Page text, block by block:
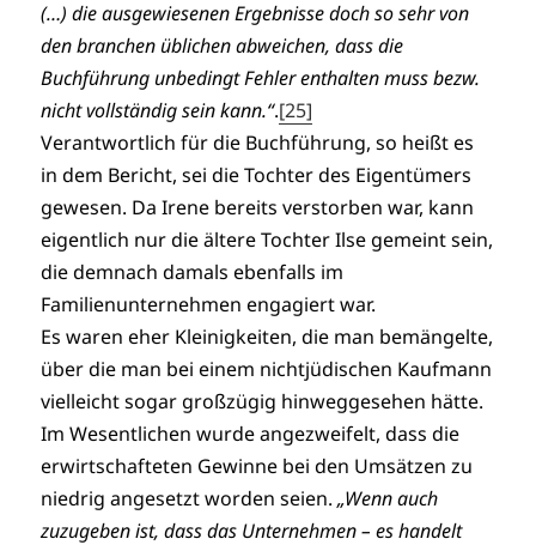
(…) die ausgewiesenen Ergebnisse doch so sehr von
den branchen üblichen abweichen, dass die
Buchführung unbedingt Fehler enthalten muss bezw.
nicht vollständig sein kann.“.[25]
Verantwortlich für die Buchführung, so heißt es
in dem Bericht, sei die Tochter des Eigentümers
gewesen. Da Irene bereits verstorben war, kann
eigentlich nur die ältere Tochter Ilse gemeint sein,
die demnach damals ebenfalls im
Familienunternehmen engagiert war.
Es waren eher Kleinigkeiten, die man bemängelte,
über die man bei einem nichtjüdischen Kaufmann
vielleicht sogar großzügig hinweggesehen hätte.
Im Wesentlichen wurde angezweifelt, dass die
erwirtschafteten Gewinne bei den Umsätzen zu
niedrig angesetzt worden seien.„Wenn auch
zuzugeben ist, dass das Unternehmen – es handelt